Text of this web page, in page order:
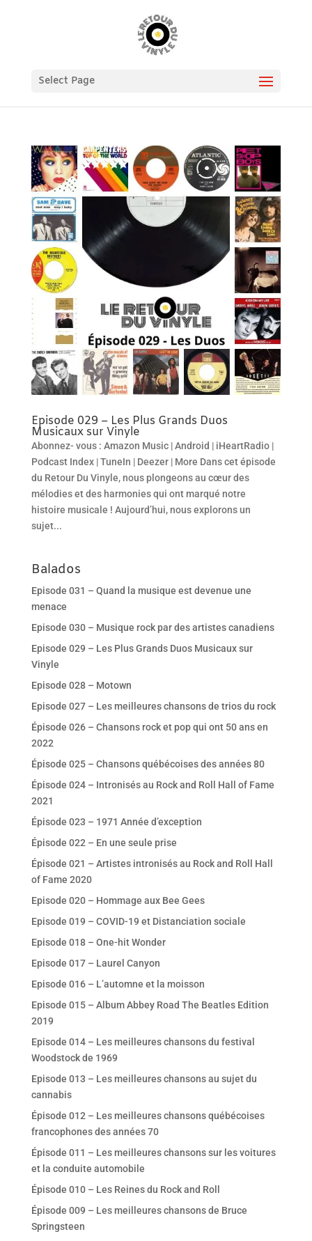
Select Page
Episode 029 – Les Plus Grands Duos
Musicaux sur Vinyle
Abonnez- vous : Amazon Music | Android | iHeartRadio |
Podcast Index | TuneIn | Deezer | More Dans cet épisode
du Retour Du Vinyle, nous plongeons au cœur des
mélodies et des harmonies qui ont marqué notre
histoire musicale ! Aujourd’hui, nous explorons un
sujet...
Balados
Episode 031 – Quand la musique est devenue une
menace
Episode 030 – Musique rock par des artistes canadiens
Episode 029 – Les Plus Grands Duos Musicaux sur
Vinyle
Episode 028 – Motown
Episode 027 – Les meilleures chansons de trios du rock
Épisode 026 – Chansons rock et pop qui ont 50 ans en
2022
Épisode 025 – Chansons québécoises des années 80
Épisode 024 – Intronisés au Rock and Roll Hall of Fame
2021
Épisode 023 – 1971 Année d’exception
Épisode 022 – En une seule prise
Épisode 021 – Artistes intronisés au Rock and Roll Hall
of Fame 2020
Episode 020 – Hommage aux Bee Gees
Episode 019 – COVID-19 et Distanciation sociale
Episode 018 – One-hit Wonder
Episode 017 – Laurel Canyon
Episode 016 – L’automne et la moisson
Episode 015 – Album Abbey Road The Beatles Edition
2019
Episode 014 – Les meilleures chansons du festival
Woodstock de 1969
Episode 013 – Les meilleures chansons au sujet du
cannabis
Épisode 012 – Les meilleures chansons québécoises
francophones des années 70
Épisode 011 – Les meilleures chansons sur les voitures
et la conduite automobile
Épisode 010 – Les Reines du Rock and Roll
Épisode 009 – Les meilleures chansons de Bruce
Springsteen